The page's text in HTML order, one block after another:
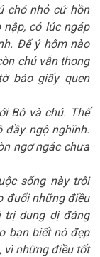
chó nhỏ cứ hồn
có lúc ngáp
Để ý hôm nào
chú vẫn thong
báo giấy quen
Bô và chú. Thế
đầy ngộ nghĩnh.
ngơ ngác chưa
sống này trôi
đuổi những điều
trị dung dị đáng
bạn biết nó đẹp
vì những điều tốt